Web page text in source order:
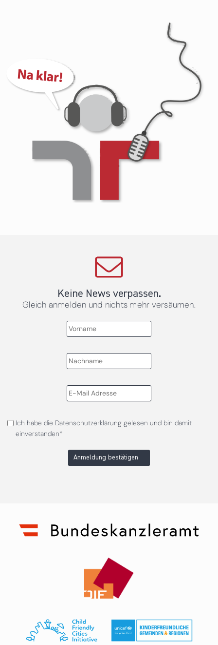
Keine News verpassen.
Gleich anmelden und nichts mehr versäumen.
Ich habe die Datenschutzerklärunggelesen und bin damit
einverstanden*
Anmeldung bestätigen